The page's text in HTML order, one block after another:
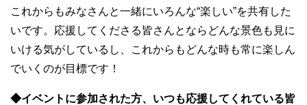
これからもみなさんと一緒にいろんな“楽しい”を共有した
いです。応援してくださる皆さんとならどんな景色も見に
いける気がしているし、これからもどんな時も常に楽しん
でいくのが目標です！
◆イベントに参加された方、いつも応援してくれている皆